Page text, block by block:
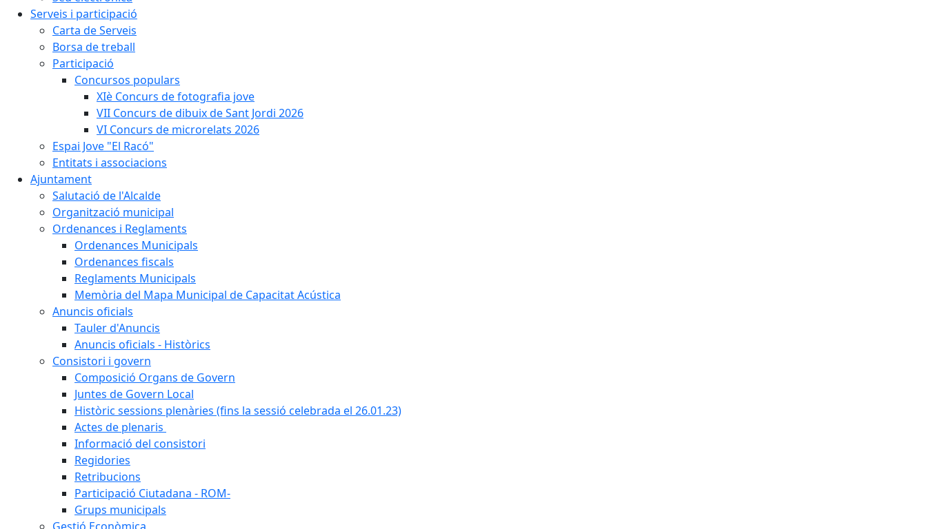
Serveis i participació
Carta de Serveis
Borsa de treball
Participació
Concursos populars
XIè Concurs de fotografia jove
VII Concurs de dibuix de Sant Jordi 2026
VI Concurs de microrelats 2026
Espai Jove "El Racó"
Entitats i associacions
Ajuntament
Salutació de l'Alcalde
Organització municipal
Ordenances i Reglaments
Ordenances Municipals
Ordenances fiscals
Reglaments Municipals
Memòria del Mapa Municipal de Capacitat Acústica
Anuncis oficials
Tauler d'Anuncis
Anuncis oficials - Històrics
Consistori i govern
Composició Organs de Govern
Juntes de Govern Local
Històric sessions plenàries (fins la sessió celebrada el 26.01.23)
Actes de plenaris
Informació del consistori
Regidories
Retribucions
Participació Ciutadana - ROM-
Grups municipals